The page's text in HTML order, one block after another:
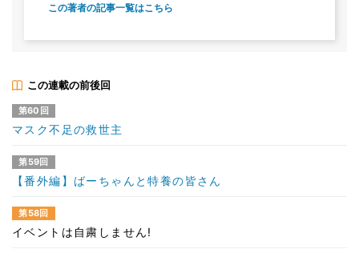
この著者の記事一覧はこちら
この連載の前後回
第60回
マスク不足の救世主
第59回
【番外編】ばーちゃんと特養の皆さん
第58回
イベントは自粛しません!